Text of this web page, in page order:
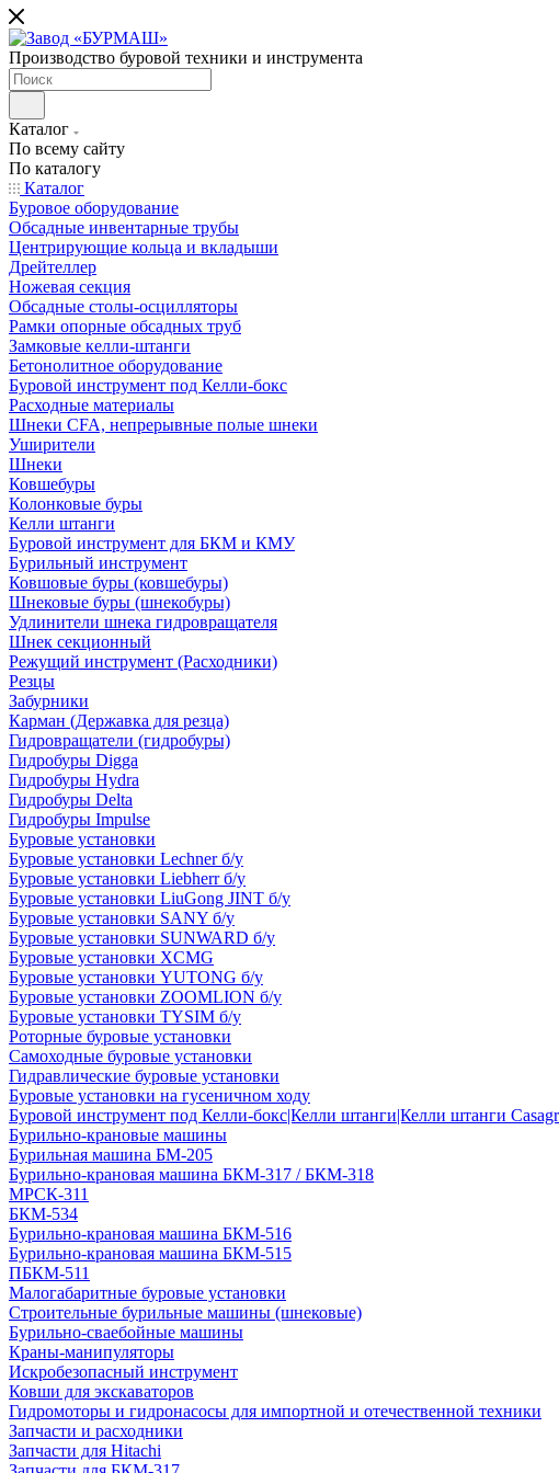
Производство буровой техники и инструмента
Каталог
По всему сайту
По каталогу
Каталог
Буровое оборудование
Обсадные инвентарные трубы
Центрирующие кольца и вкладыши
Дрейтеллер
Ножевая секция
Обсадные столы-осцилляторы
Рамки опорные обсадных труб
Замковые келли-штанги
Бетонолитное оборудование
Буровой инструмент под Келли-бокс
Расходные материалы
Шнеки CFA, непрерывные полые шнеки
Уширители
Шнеки
Ковшебуры
Колонковые буры
Келли штанги
Буровой инструмент для БКМ и КМУ
Бурильный инструмент
Ковшовые буры (ковшебуры)
Шнековые буры (шнекобуры)
Удлинители шнека гидровращателя
Шнек секционный
Режущий инструмент (Расходники)
Резцы
Забурники
Карман (Державка для резца)
Гидровращатели (гидробуры)
Гидробуры Digga
Гидробуры Hydra
Гидробуры Delta
Гидробуры Impulse
Буровые установки
Буровые установки Lechner б/у
Буровые установки Liebherr б/у
Буровые установки LiuGong JINT б/у
Буровые установки SANY б/у
Буровые установки SUNWARD б/у
Буровые установки XCMG
Буровые установки YUTONG б/у
Буровые установки ZOOMLION б/у
Буровые установки TYSIM б/у
Роторные буровые установки
Самоходные буровые установки
Гидравлические буровые установки
Буровые установки на гусеничном ходу
Буровой инструмент под Келли-бокс|Келли штанги|Келли штанги
Бурильно-крановые машины
Бурильная машина БМ-205
Бурильно-крановая машина БКМ-317 / БКМ-318
МРСК-311
БКМ-534
Бурильно-крановая машина БКМ-516
Бурильно-крановая машина БКМ-515
ПБКМ-511
Малогабаритные буровые установки
Строительные бурильные машины (шнековые)
Бурильно-сваебойные машины
Краны-манипуляторы
Искробезопасный инструмент
Ковши для экскаваторов
Гидромоторы и гидронасосы для импортной и отечественной техники
Запчасти и расходники
Запчасти для Hitachi